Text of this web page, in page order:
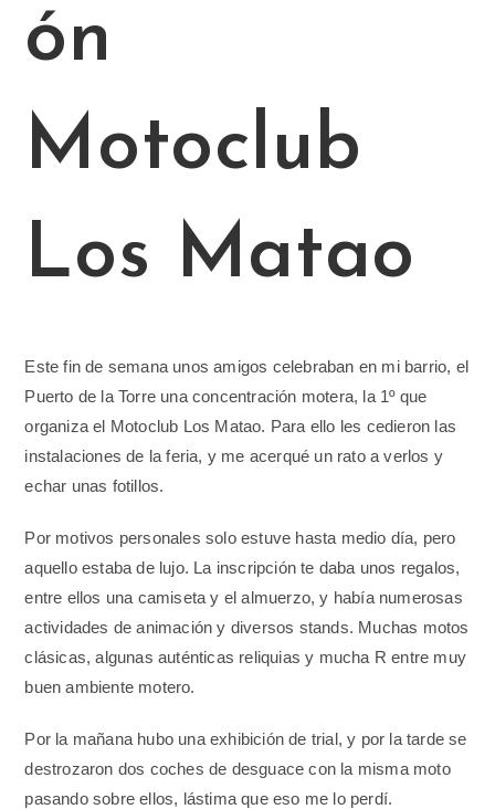
ón
Motoclub
Los Matao
Este fin de semana unos amigos celebraban en mi barrio, el
Puerto de la Torre una concentración motera, la 1º que
organiza el Motoclub Los Matao. Para ello les cedieron las
instalaciones de la feria, y me acerqué un rato a verlos y
echar unas fotillos.
Por motivos personales solo estuve hasta medio día, pero
aquello estaba de lujo. La inscripción te daba unos regalos,
entre ellos una camiseta y el almuerzo, y había numerosas
actividades de animación y diversos stands. Muchas motos
clásicas, algunas auténticas reliquias y mucha R entre muy
buen ambiente motero.
Por la mañana hubo una exhibición de trial, y por la tarde se
destrozaron dos coches de desguace con la misma moto
pasando sobre ellos, lástima que eso me lo perdí.